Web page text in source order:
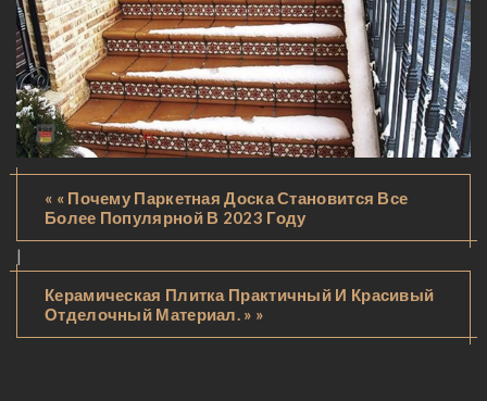
« « Почему Паркетная Доска Становится Все
Более Популярной В 2023 Году
|
Керамическая Плитка Практичный И Красивый
Отделочный Материал. » »